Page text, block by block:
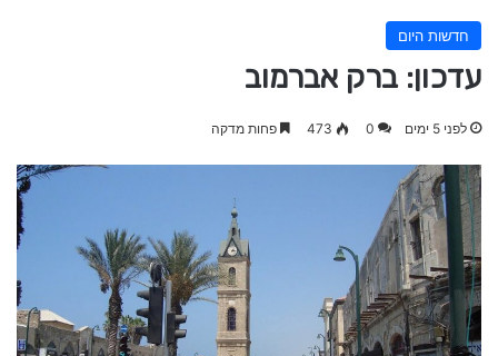
חדשות היום
עדכון: ברק אברמוב
לפני 5 ימים 0
473 פחות מדקה